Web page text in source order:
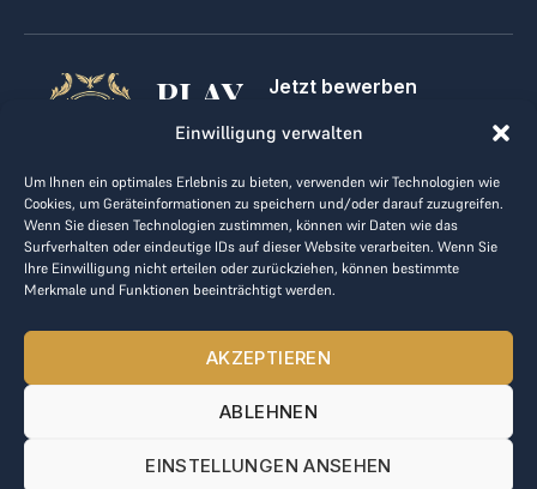
Einwilligung verwalten
Um Ihnen ein optimales Erlebnis zu bieten, verwenden wir Technologien wie
Cookies, um Geräteinformationen zu speichern und/oder darauf zuzugreifen.
Wenn Sie diesen Technologien zustimmen, können wir Daten wie das
Surfverhalten oder eindeutige IDs auf dieser Website verarbeiten. Wenn Sie
Ihre Einwilligung nicht erteilen oder zurückziehen, können bestimmte
Merkmale und Funktionen beeinträchtigt werden.
AKZEPTIEREN
ABLEHNEN
EINSTELLUNGEN ANSEHEN
PLAY
GOLF,
MAKE
BUSINESS
Jetzt bewerben
Kontakt
AGB
Datenrichtlinie
kontakt@the-loge.com
Unser freundliches Team hilft Ihnen gerne weiter.
Mo-Fr von 8:00 bis 17:00 Uhr.
© 2025 The LOGE. Alle Rechte vorbehalten.